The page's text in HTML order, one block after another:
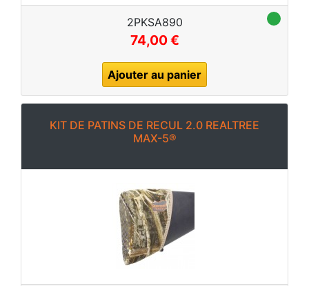
2PKSA890
74,00 €
Ajouter au panier
KIT DE PATINS DE RECUL 2.0 REALTREE
MAX-5®